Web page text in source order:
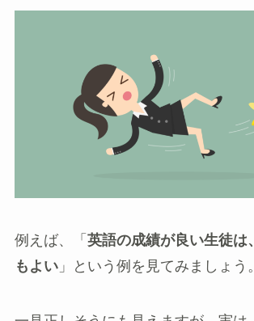
例えば、「 英語の成績が良い生徒は
もよい」という例を見てみましょう。